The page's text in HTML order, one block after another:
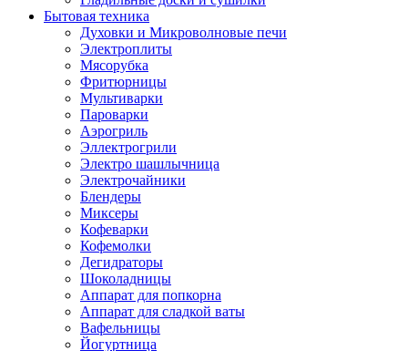
Бытовая техника
Духовки и Микроволновые печи
Электроплиты
Мясорубка
Фритюрницы
Мультиварки
Пароварки
Аэрогриль
Эллектрогрили
Электро шашлычница
Электрочайники
Блендеры
Миксеры
Кофеварки
Кофемолки
Дегидраторы
Шоколадницы
Аппарат для попкорна
Аппарат для сладкой ваты
Вафельницы
Йогуртница